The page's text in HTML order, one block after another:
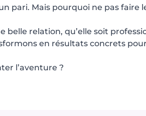
un pari. Mais pourquoi ne pas
belle relation, qu’elle soit
en résultats concrets
l’aventure ?